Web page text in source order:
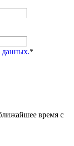
данных.*
время с